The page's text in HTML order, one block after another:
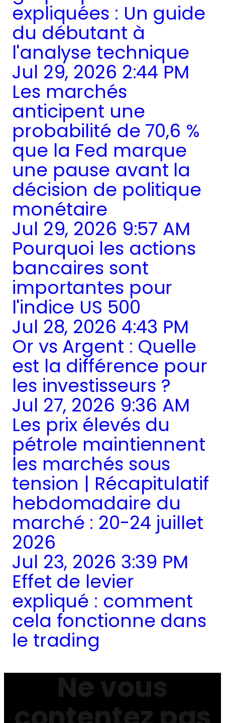
expliquées : Un guide
du débutant à
l'analyse technique
Jul 29, 2026 2:44 PM
Les marchés
anticipent une
probabilité de 70,6 %
que la Fed marque
une pause avant la
décision de politique
monétaire
Jul 29, 2026 9:57 AM
Pourquoi les actions
bancaires sont
importantes pour
l'indice US 500
Jul 28, 2026 4:43 PM
Or vs Argent : Quelle
est la différence pour
les investisseurs ?
Jul 27, 2026 9:36 AM
Les prix élevés du
pétrole maintiennent
les marchés sous
tension | Récapitulatif
hebdomadaire du
marché : 20-24 juillet
2026
Jul 23, 2026 3:39 PM
Effet de levier
expliqué : comment
cela fonctionne dans
le trading
Ne vous